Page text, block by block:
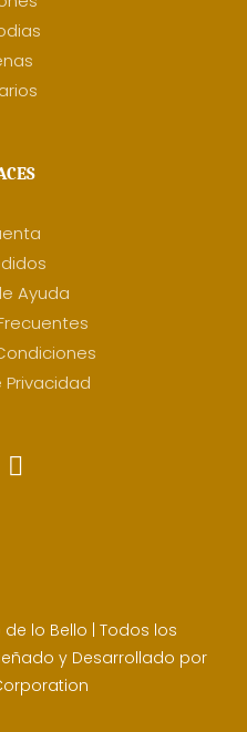
Ayuda
de lo Bello | Todos los
y Desarrollado por